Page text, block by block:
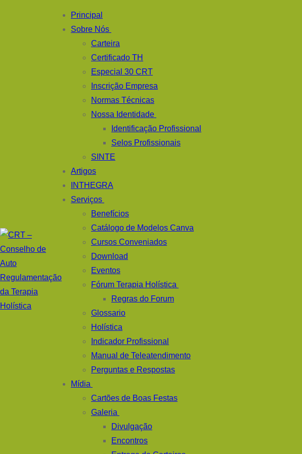
Principal
Sobre Nós
Carteira
Certificado TH
Especial 30 CRT
Inscrição Empresa
Normas Técnicas
Nossa Identidade
Identificação Profissional
Selos Profissionais
SINTE
Artigos
INTHEGRA
Serviços
Benefícios
Catálogo de Modelos Canva
Cursos Conveniados
Download
Eventos
Fórum Terapia Holística
Regras do Forum
Glossario
Holística
Indicador Profissional
Manual de Teleatendimento
Perguntas e Respostas
Mídia
Cartões de Boas Festas
Galeria
Divulgação
Encontros